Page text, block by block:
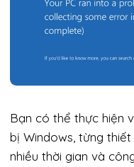
Bạn có thể thực hiện
bị Windows, từng
nhiều thời gian và